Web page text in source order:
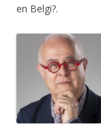
en Belgi?.